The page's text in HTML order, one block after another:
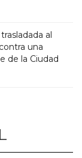
al
una
de la Ciudad